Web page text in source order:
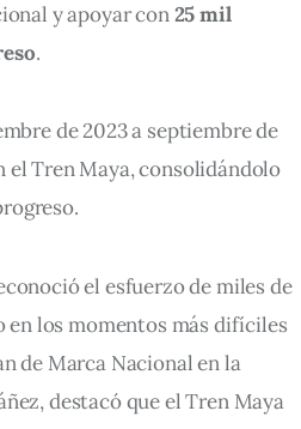
y apoyar con 25 mil
.
de 2023 a septiembre de
el Tren Maya, consolidándolo
el esfuerzo de miles de
los momentos más difíciles
de Marca Nacional en la
destacó que el Tren Maya